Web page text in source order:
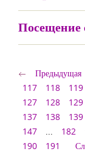
Посещение
Предыдущая
117
118 119
127
128 129
137
138 139
147
... 182
190
191